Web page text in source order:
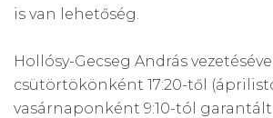
is van lehetőség.
Hollósy-Gecseg András vezetésével
csütörtökönként 17:20-től
vasárnaponként 9:10-tól